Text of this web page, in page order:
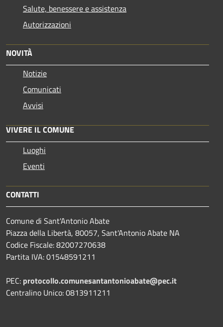
Salute, benessere e assistenza
Autorizzazioni
NOVITÀ
Notizie
Comunicati
Avvisi
VIVERE IL COMUNE
Luoghi
Eventi
CONTATTI
Comune di Sant'Antonio Abate
Piazza della Libertà, 80057, Sant'Antonio Abate NA
Codice Fiscale: 82007270638
Partita IVA: 01548591211
PEC: protocollo.comunesantantonioabate@pec.it
Centralino Unico: 0813911211